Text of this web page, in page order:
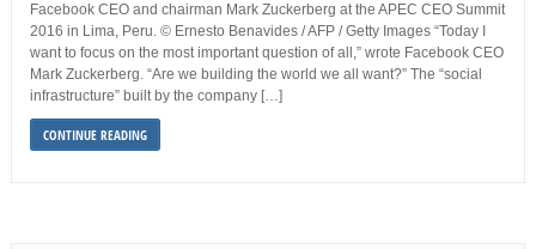
Facebook CEO and chairman Mark Zuckerberg at the APEC CEO Summit
2016 in Lima, Peru. © Ernesto Benavides / AFP / Getty Images “Today I
want to focus on the most important question of all,” wrote Facebook CEO
Mark Zuckerberg. “Are we building the world we all want?” The “social
infrastructure” built by the company […]
CONTINUE READING